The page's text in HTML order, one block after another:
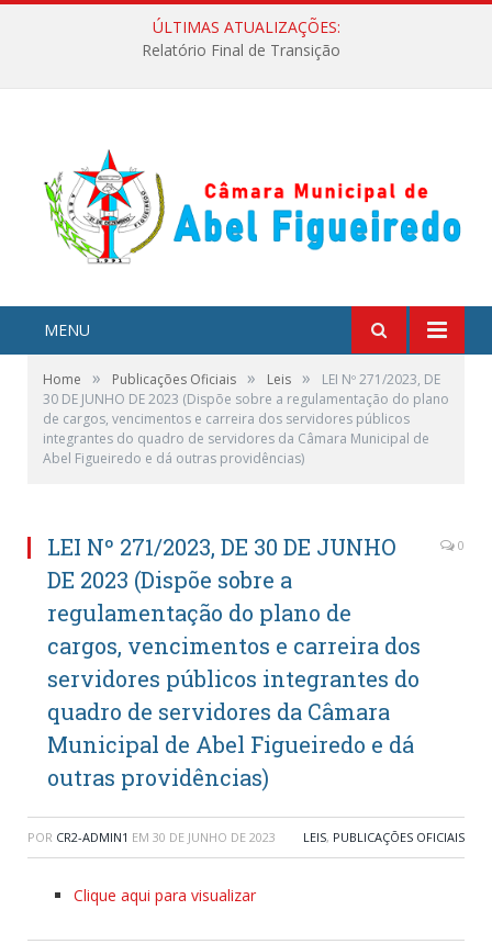
ÚLTIMAS ATUALIZAÇÕES:
Relatório Final de Transição
MENU
Home » Publicações Oficiais » Leis »
LEI Nº 271/2023, DE
30 DE JUNHO DE 2023 (Dispõe sobre a regulamentação do plano
de cargos, vencimentos e carreira dos servidores públicos
integrantes do quadro de servidores da Câmara Municipal de
Abel Figueiredo e dá outras providências)
LEI Nº 271/2023, DE 30 DE JUNHO
DE 2023 (Dispõe sobre a
regulamentação do plano de
cargos, vencimentos e carreira dos
servidores públicos integrantes do
quadro de servidores da Câmara
Municipal de Abel Figueiredo e dá
outras providências)
0
POR CR2-ADMIN1 EM 30 DE JUNHO DE 2023 LEIS, PUBLICAÇÕES OFICIAIS
Clique aqui para visualizar